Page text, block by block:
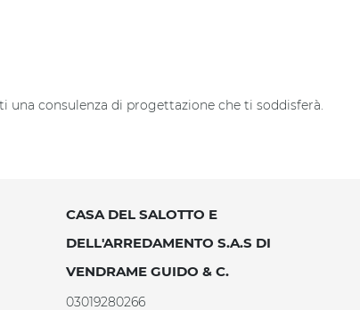
consulenza di progettazione che ti soddisferà.
CASA DEL SALOTTO E
DELL'ARREDAMENTO S.A.S DI
VENDRAME GUIDO & C.
03019280266